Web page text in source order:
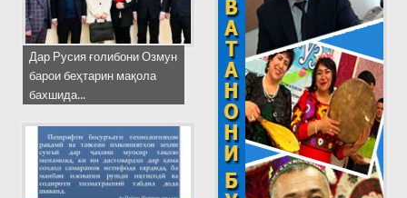
Дар Русия ғолибони Озмун
барои беҳтарин мақола
бахшида...